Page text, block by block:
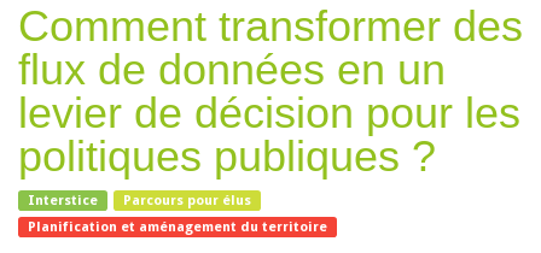
Comment transformer des
flux de données en un
levier de décision pour les
politiques publiques ?
Interstice
Parcours pour élus
Planification et aménagement du territoire